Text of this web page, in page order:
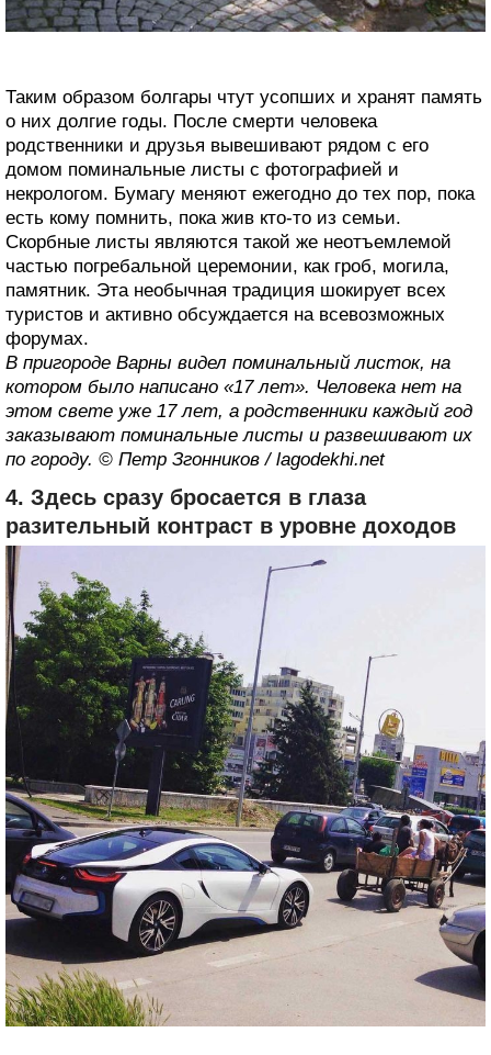
Таким образом болгары чтут усопших и хранят память
о них долгие годы. После смерти человека
родственники и друзья вывешивают рядом с его
домом поминальные листы с фотографией и
некрологом. Бумагу меняют ежегодно до тех пор, пока
есть кому помнить, пока жив кто-то из семьи.
Скорбные листы являются такой же неотъемлемой
частью погребальной церемонии, как гроб, могила,
памятник. Эта необычная традиция шокирует всех
туристов и активно обсуждается на всевозможных
форумах.
В пригороде Варны видел поминальный листок, на
котором было написано «17 лет». Человека нет на
этом свете уже 17 лет, а родственники каждый год
заказывают поминальные листы и развешивают их
по городу. © Петр Згонников / lagodekhi.net
4. Здесь сразу бросается в глаза
разительный контраст в уровне доходов